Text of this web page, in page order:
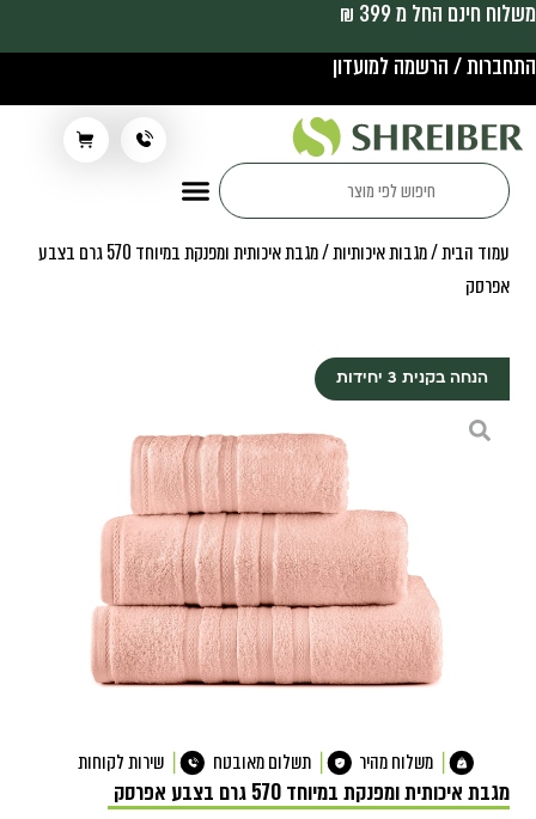
משלוח חינם החל מ 399 ₪
התחברות / הרשמה למועדון
עמוד הבית/מגבות איכותיות
/ מגבת איכותית ומפנקת במיוחד 570 גרם בצבע
אפרסק
משלוח מהיר תשלום מאובטח שירות לקוחות
הנחה בקנית 3 יחידות
מגבת איכותית ומפנקת במיוחד 570 גרם בצבע אפרסק